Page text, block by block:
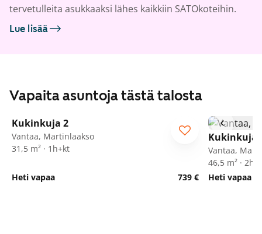
tervetulleita asukkaaksi lähes kaikkiin SATOkoteihin.
Lue lisää
Vapaita asuntoja tästä talosta
/25
Kukinkuja 2
Vantaa, Martinlaakso
31,5 m² · 1h+kt
Heti vapaa 739 €
Kukinkuja
Vantaa,
46,5 m² ·
Heti vapaa